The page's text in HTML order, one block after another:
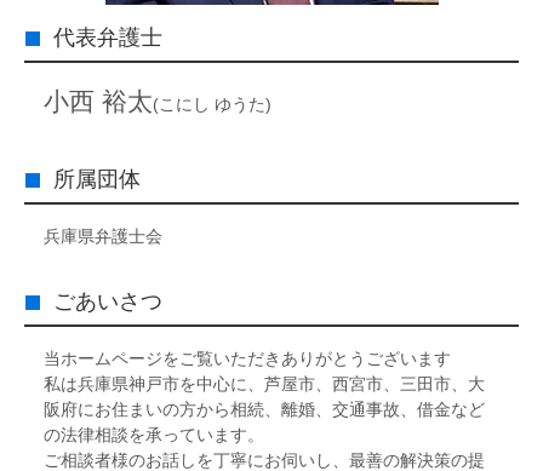
代表弁護士
小西 裕太(こにし ゆうた)
所属団体
兵庫県弁護士会
ごあいさつ
当ホームページをご覧いただきありがとうございます
私は兵庫県神戸市を中心に、芦屋市、西宮市、三田市、大
阪府にお住まいの方から相続、離婚、交通事故、借金など
の法律相談を承っています。
ご相談者様のお話しを丁寧にお伺いし、最善の解決策の提